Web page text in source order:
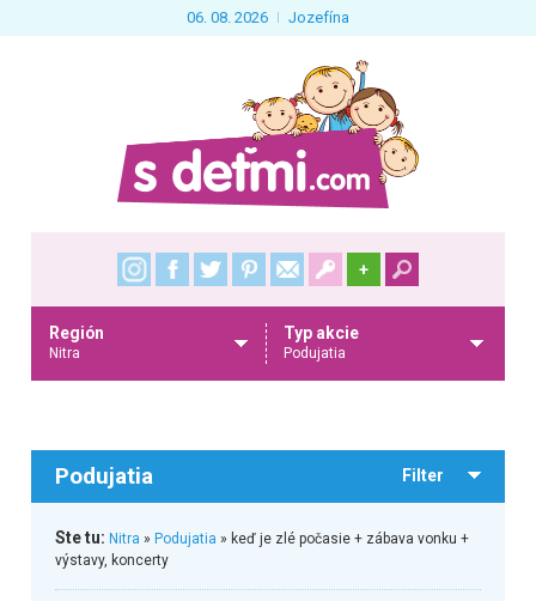
06. 08. 2026 Jozefína
+
Región
Nitra
Typ akcie
Podujatia
Podujatia Filter
Ste tu: Nitra » Podujatia » keď je zlé počasie + zábava vonku +
výstavy, koncerty